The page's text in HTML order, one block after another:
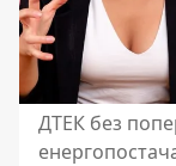
ДТЕК без